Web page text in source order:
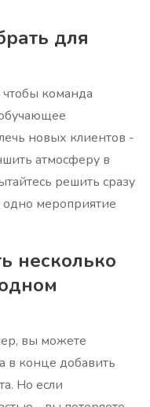
для
чтобы команда
новых клиентов -
атмосферу в
решить сразу
одно мероприятие
несколько
вы можете
в конце добавить
Но если